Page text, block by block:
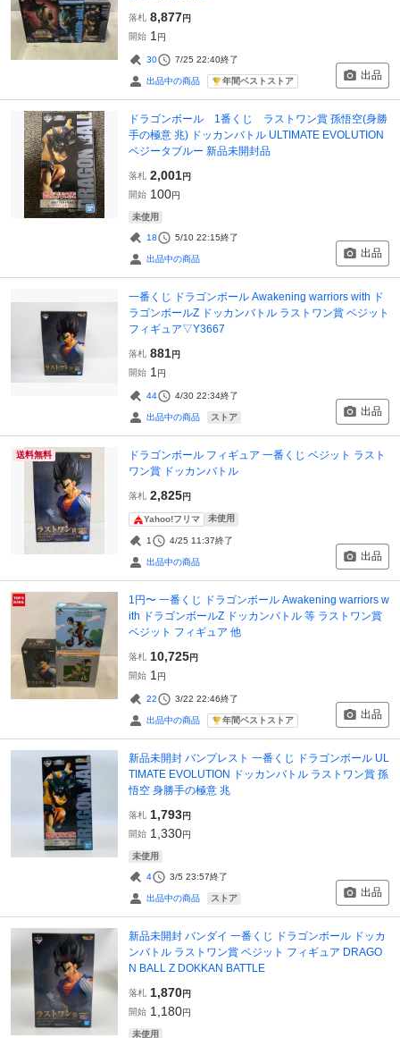
落札 8,877円
開始 1 円
30 7/25 22:40終了
出品中の商品 年間ベストストア 出品
ドラゴンボール 1番くじ ラストワン賞 孫悟空(身勝
手の極意 兆) ドッカンバトル ULTIMATE EVOLUTION
ベジータブルー 新品未開封品
落札 2,001円
開始 100円
未使用
18 5/10 22:15終了
出品中の商品 出品
一番くじ ドラゴンボール Awakening warriors with ド
ラゴンボールZ ドッカンバトル ラストワン賞 ベジット
フィギュア▽Y3667
落札 881円
開始 1 円
44 4/30 22:34終了
出品中の商品 ストア 出品
送料無料
ドラゴンボール フィギュア 一番くじ ベジット ラスト
ワン賞 ドッカンバトル
落札 2,825円
Yahoo!フリマ 未使用
1 4/25 11:37終了
出品中の商品 出品
1円〜 一番くじ ドラゴンボール Awakening warriors w
ith ドラゴンボールZ ドッカンバトル 等 ラストワン賞
ベジット フィギュア 他
落札 10,725円
開始 1 円
22 3/22 22:46終了
出品中の商品 年間ベストストア 出品
新品未開封 バンプレスト 一番くじ ドラゴンボール UL
TIMATE EVOLUTION ドッカンバトル ラストワン賞 孫
悟空 身勝手の極意 兆
落札 1,793円
開始 1,330円
未使用
4 3/5 23:57終了
出品中の商品 ストア 出品
新品未開封 バンダイ 一番くじ ドラゴンボール ドッカ
ンバトル ラストワン賞 ベジット フィギュア DRAGO
N BALL Z DOKKAN BATTLE
落札 1,870円
開始 1,180円
未使用